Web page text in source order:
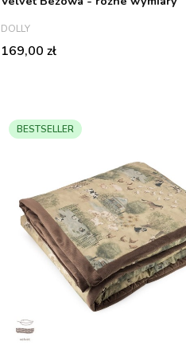
PRODUCENT
DOLLY
Cena
169,00 zł
BESTSELLER